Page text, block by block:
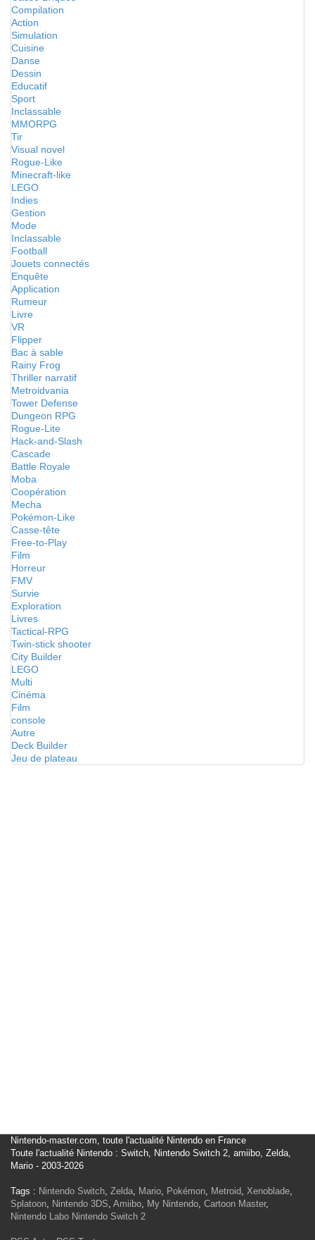
Compilation
Action
Simulation
Cuisine
Danse
Dessin
Educatif
Sport
Inclassable
MMORPG
Tir
Visual novel
Rogue-Like
Minecraft-like
LEGO
Indies
Gestion
Mode
Inclassable
Football
Jouets connectés
Enquête
Application
Rumeur
Livre
VR
Flipper
Bac à sable
Rainy Frog
Thriller narratif
Metroidvania
Tower Defense
Dungeon RPG
Rogue-Lite
Hack-and-Slash
Cascade
Battle Royale
Moba
Coopération
Mecha
Pokémon-Like
Casse-tête
Free-to-Play
Film
Horreur
FMV
Survie
Exploration
Livres
Tactical-RPG
Twin-stick shooter
City Builder
LEGO
Multi
Cinéma
Film
console
Autre
Deck Builder
Jeu de plateau
Nintendo-master.com, toute l'actualité Nintendo en France
Toute l'actualité Nintendo : Switch, Nintendo Switch 2, amiibo, Zelda,
Mario - 2003-2026
Tags : Nintendo Switch, Zelda, Mario, Pokémon, Metroid, Xenoblade,
Splatoon, Nintendo 3DS, Amiibo, My Nintendo, Cartoon Master,
Nintendo Labo Nintendo Switch 2